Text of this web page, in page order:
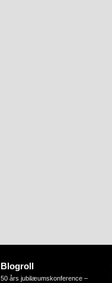
Blogroll
50 års jubilæumskonference –